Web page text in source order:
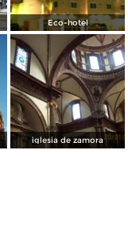
Eco-hotel
iglesia de zamora